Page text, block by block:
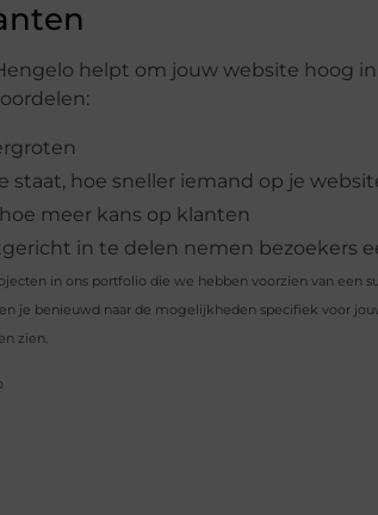
helpt om jouw website hoog
staat, hoe sneller iemand op je
meer kans op klanten
in te delen nemen bezoekers
in ons portfolio die we hebben voorzien van een
je benieuwd naar de mogelijkheden specifiek voor
zien.